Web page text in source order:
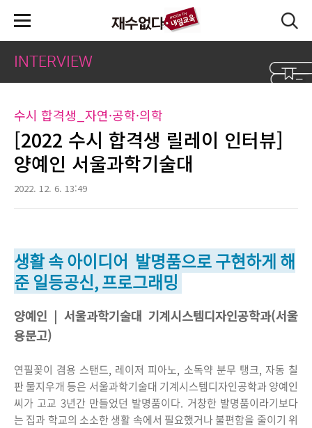
INTERVIEW
수시 합격생_자연·공학·의학
[2022 수시 합격생 릴레이 인터뷰]
양예인 서울과학기술대
2022. 12. 6. 13:49
생활 속 아이디어 발명품으로 구현하게 해
준 일등공신, 프로그래밍
양예인 | 서울과학기술대 기계시스템디자인공학과(서울
용문고)
연필꽂이 겸용 스탠드, 레이저 피아노, 소독약 분무 탱크, 자동 칠
판 물지우개 등은 서울과학기술대 기계시스템디자인공학과 양예인
씨가 고교 3년간 만들었던 발명품이다. 거창한 발명품이라기보다
는 집과 학교의 소소한 생활 속에서 필요했거나 불편함을 줄이기 위